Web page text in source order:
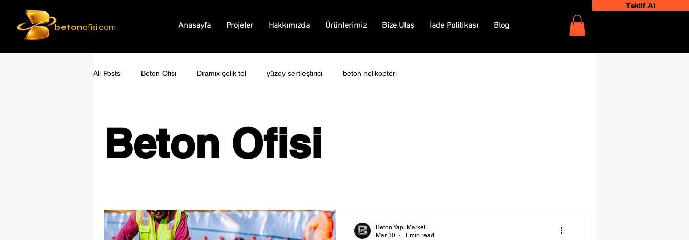
betonofisi.com Anasayfa Projeler Hakkımızda Ürünlerimiz Bize Ulaş İade Politikası Blog
Teklif Al
All Posts Beton Ofisi Dramix çelik tel yüzey sertleştirici beton helikopteri
Beton Ofisi
Beton Yapı Market
Mar 30
1 min read